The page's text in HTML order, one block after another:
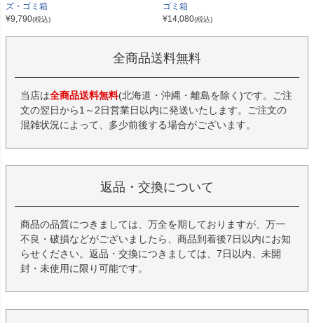
ズ・ゴミ箱
¥9,790(税込)
ゴミ箱
¥14,080(税込)
全商品送料無料
当店は全商品送料無料(北海道・沖縄・離島を除く)です。ご注
文の翌日から1～2日営業日以内に発送いたします。ご注文の
混雑状況によって、多少前後する場合がございます。
返品・交換について
商品の品質につきましては、万全を期しておりますが、万一
不良・破損などがございましたら、商品到着後7日以内にお知
らせください。返品・交換につきましては、7日以内、未開
封・未使用に限り可能です。